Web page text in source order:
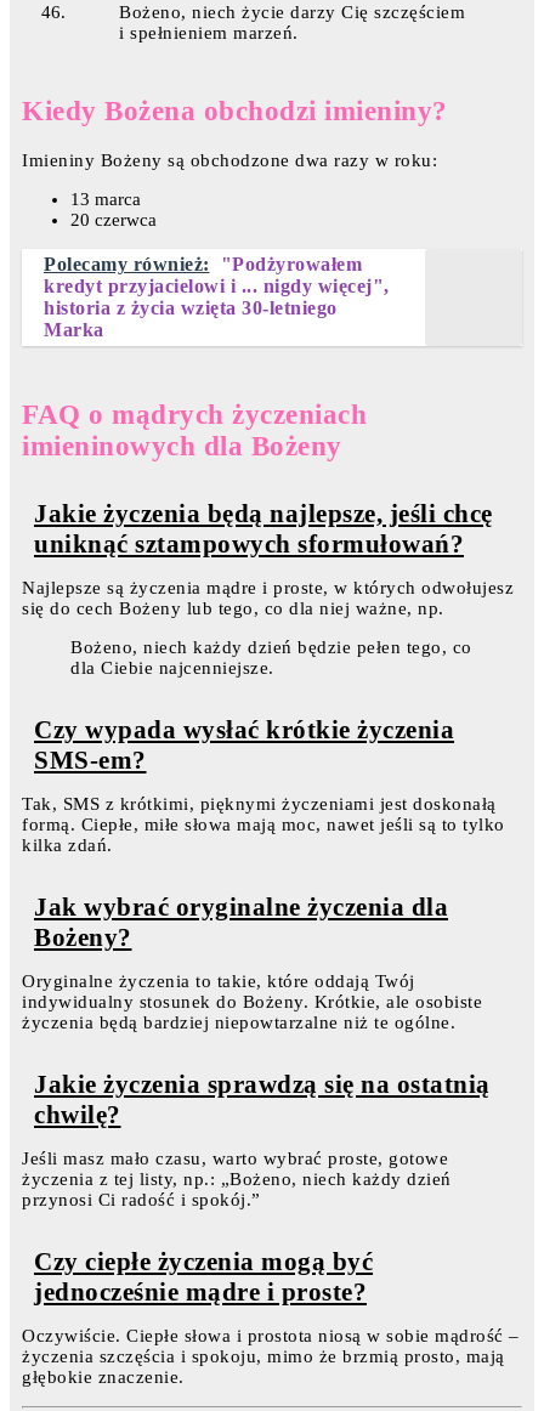
Bożeno, niech życie darzy Cię szczęściem
i spełnieniem marzeń.
Kiedy Bożena obchodzi imieniny?
Imieniny Bożeny są obchodzone dwa razy w roku:
13 marca
20 czerwca
Polecamy również:
"Podżyrowałem
kredyt przyjacielowi i ... nigdy więcej",
historia z życia wzięta 30-letniego
Marka
FAQ o mądrych życzeniach
imieninowych dla Bożeny
Jakie życzenia będą najlepsze, jeśli chcę
uniknąć sztampowych sformułowań?
Najlepsze są życzenia mądre i proste, w których odwołujesz
się do cech Bożeny lub tego, co dla niej ważne, np.
Bożeno, niech każdy dzień będzie pełen tego, co
dla Ciebie najcenniejsze.
Czy wypada wysłać krótkie życzenia
SMS-em?
Tak, SMS z krótkimi, pięknymi życzeniami jest doskonałą
formą. Ciepłe, miłe słowa mają moc, nawet jeśli są to tylko
kilka zdań.
Jak wybrać oryginalne życzenia dla
Bożeny?
Oryginalne życzenia to takie, które oddają Twój
indywidualny stosunek do Bożeny. Krótkie, ale osobiste
życzenia będą bardziej niepowtarzalne niż te ogólne.
Jakie życzenia sprawdzą się na ostatnią
chwilę?
Jeśli masz mało czasu, warto wybrać proste, gotowe
życzenia z tej listy, np.: „Bożeno, niech każdy dzień
przynosi Ci radość i spokój.”
Czy ciepłe życzenia mogą być
jednocześnie mądre i proste?
Oczywiście. Ciepłe słowa i prostota niosą w sobie mądrość –
życzenia szczęścia i spokoju, mimo że brzmią prosto, mają
głębokie znaczenie.